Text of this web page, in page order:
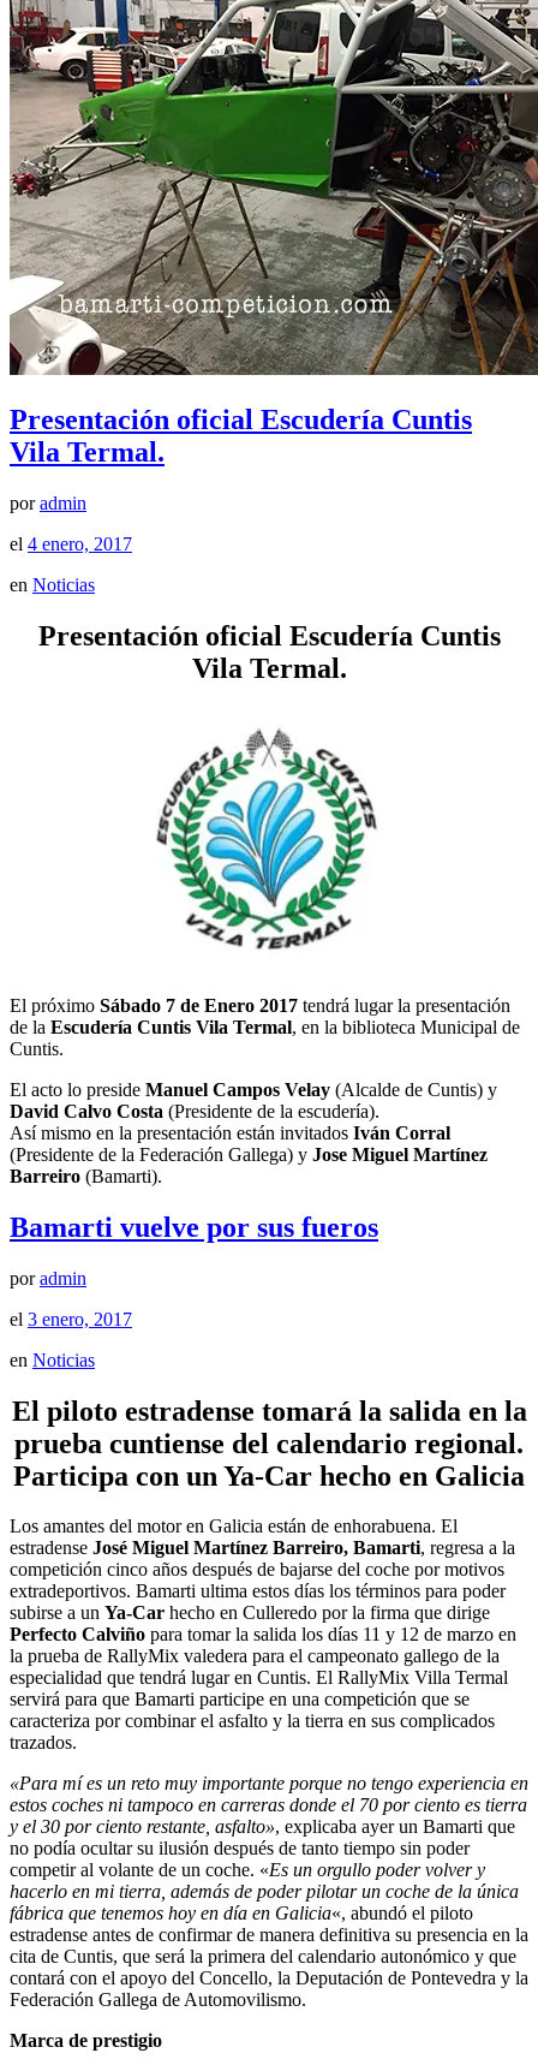
Presentación oficial Escudería Cuntis
Vila Termal.
poradmin
el 4 enero, 2017
en Noticias
Presentación oficial Escudería Cuntis
Vila Termal.
El próximo Sábado 7 de Enero 2017 tendrá lugar la presentación
de la Escudería Cuntis Vila Termal, en la biblioteca Municipal de
Cuntis.
El acto lo preside Manuel Campos Velay (Alcalde de Cuntis) y
David Calvo Costa (Presidente de la escudería).
Así mismo en la presentación están invitados Iván Corral
(Presidente de la Federación Gallega) y Jose Miguel Martínez
Barreiro (Bamarti).
Bamarti vuelve por sus fueros
poradmin
el 3 enero, 2017
en Noticias
El piloto estradense tomará la salida en la
prueba cuntiense del calendario regional.
Participa con un Ya-Car hecho en Galicia
Los amantes del motor en Galicia están de enhorabuena. El
estradense José Miguel Martínez Barreiro, Bamarti, regresa a la
competición cinco años después de bajarse del coche por motivos
extradeportivos. Bamarti ultima estos días los términos para poder
subirse a un Ya-Car hecho en Culleredo por la firma que dirige
Perfecto Calviño para tomar la salida los días 11 y 12 de marzo en
la prueba de RallyMix valedera para el campeonato gallego de la
especialidad que tendrá lugar en Cuntis. El RallyMix Villa Termal
servirá para que Bamarti participe en una competición que se
caracteriza por combinar el asfalto y la tierra en sus complicados
trazados.
«Para mí es un reto muy importante porque no tengo experiencia en
estos coches ni tampoco en carreras donde el 70 por ciento es tierra
y el 30 por ciento restante, asfalto», explicaba ayer un Bamarti que
no podía ocultar su ilusión después de tanto tiempo sin poder
competir al volante de un coche. «Es un orgullo poder volver y
hacerlo en mi tierra, además de poder pilotar un coche de la única
fábrica que tenemos hoy en día en Galicia«, abundó el piloto
estradense antes de confirmar de manera definitiva su presencia en la
cita de Cuntis, que será la primera del calendario autonómico y que
contará con el apoyo del Concello, la Deputación de Pontevedra y la
Federación Gallega de Automovilismo.
Marca de prestigio